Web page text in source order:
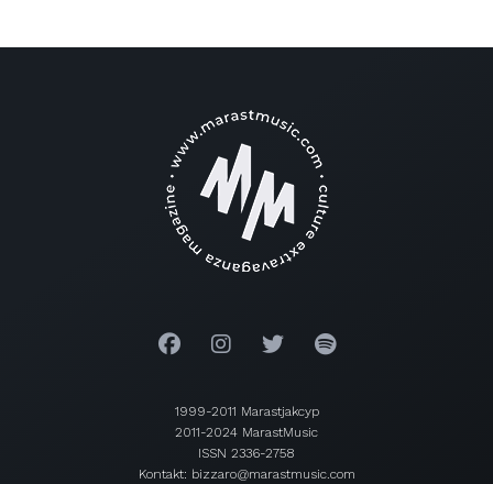
1999-2011 Marastjakcyp
2011-2024 MarastMusic
ISSN 2336-2758
Kontakt: bizzaro@marastmusic.com